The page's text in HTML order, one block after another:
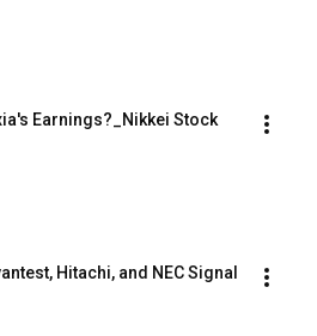
Earnings?_Nikkei Stock
Hitachi, and NEC Signal